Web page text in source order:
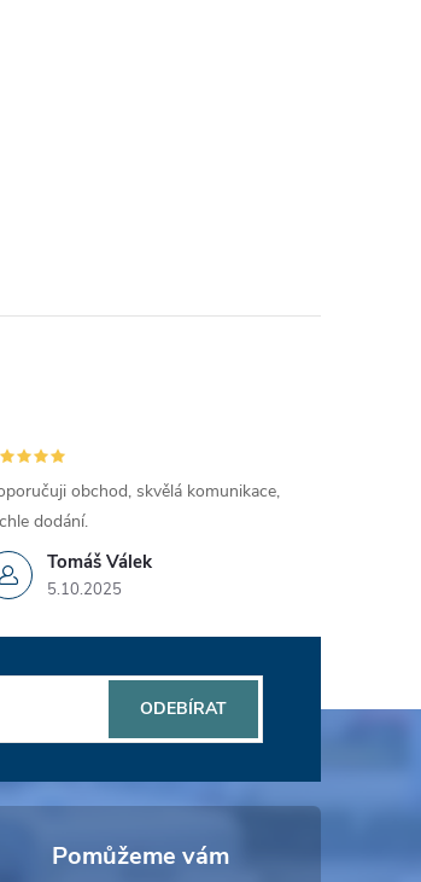
Tomáš Válek
5.10.2025
obchod, skvělá komunikace,
dodání.
ODEBÍRAT